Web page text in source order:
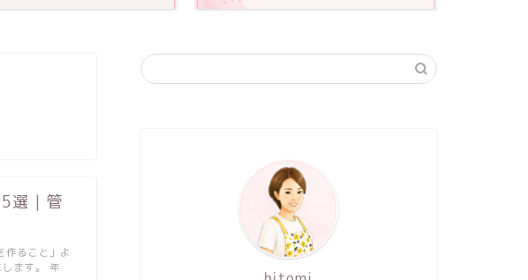
選｜管
作ること」よ
ます。 年